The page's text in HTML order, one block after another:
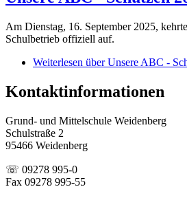
Am Dienstag, 16. September 2025,
Schulbetrieb offiziell auf.
Weiterlesen über Unsere ABC -
Kontaktinformationen
Grund- und Mittelschule Weidenberg
Schulstraße 2
95466 Weidenberg
☏ 09278 995-0
Fax 09278 995-55